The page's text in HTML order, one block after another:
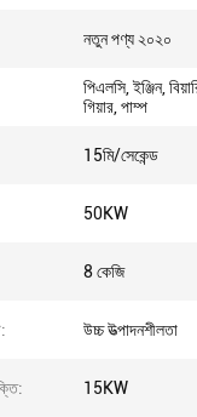
নতুন পণ্য ২০২০
পিএলসি, ইঞ্জিন,
গিয়ার, পাম্প
15মি/সেকেন্ড
50KW
8 কেজি
উচ্চ উত্পাদনশীলতা
15KW